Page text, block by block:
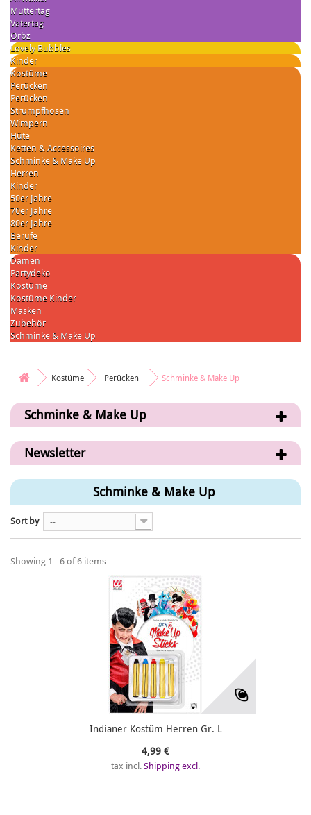
Muttertag
Vatertag
Orbz
Lovely Bubbles
Kinder
Kostüme
Perücken
Perücken
Strumpfhosen
Wimpern
Hüte
Ketten & Accessoires
Schminke & Make Up
Herren
Kinder
50er Jahre
70er Jahre
80er Jahre
Berufe
Kinder
Damen
Partydeko
Kostüme
Kostüme Kinder
Masken
Zubehör
Schminke & Make Up
Kostüme Perücken Schminke & Make Up
Schminke & Make Up
Newsletter
Schminke & Make Up
Sort by --
Showing 1 - 6 of 6 items
Indianer Kostüm Herren Gr. L
4,99 €
tax incl.Shipping excl.